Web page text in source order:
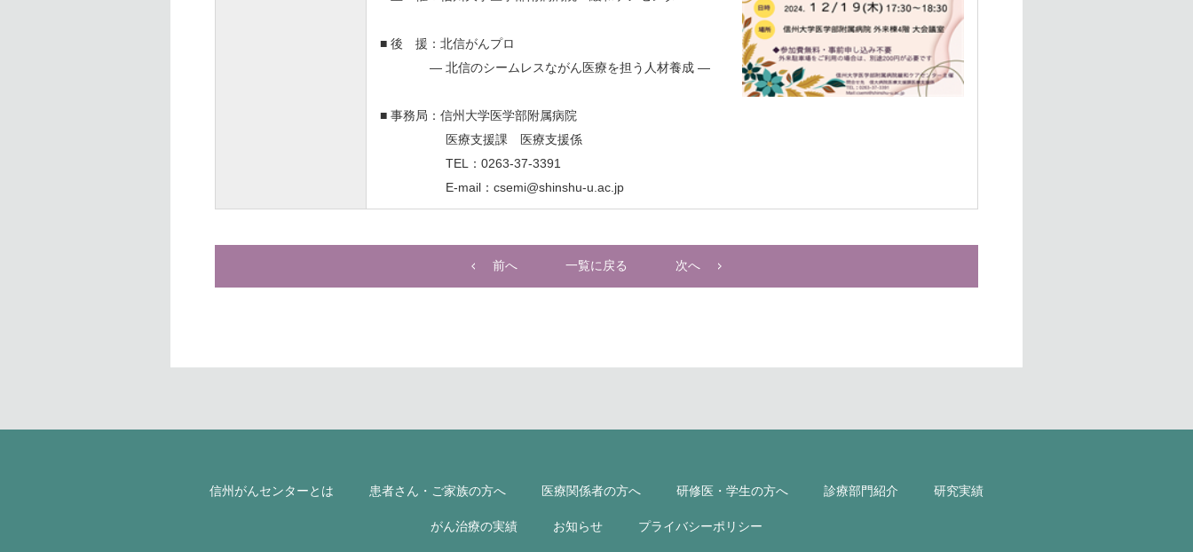
■ 後 援：北信がんプロ
― 北信のシームレスながん医療を担う人材養成 ―
■ 事務局：信州大学医学部附属病院
医療支援課 医療支援係
TEL：0263-37-3391
E-mail：csemi@shinshu-u.ac.jp
前へ 一覧に戻る 次へ
信州がんセンターとは 患者さん・ご家族の方へ 医療関係者の方へ 研修医・学生の方へ 診療部門紹介 研究実績
がん治療の実績 お知らせ プライバシーポリシー